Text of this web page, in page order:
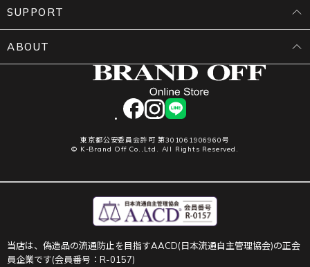
facebookinstagram
LINE
東京都公安委員会許可 第301061906960号
© K-Brand Off Co.,Ltd. All Rights Reserved.
SUPPORT
ABOUT
当店は、偽造品の流通防止を目指すAACD(日本流通自主管理協会)の正会
員企業です(会員番号：R-0157)